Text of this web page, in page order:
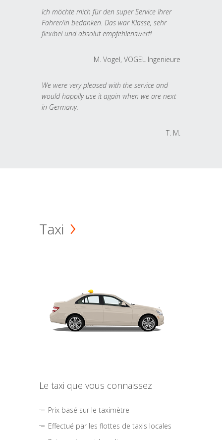
Ich möchte mich für den super Service Ihrer
Fahrer/in bedanken. Das war Klasse, sehr
flexibel und absolut empfehlenswert!
M. Vogel, VOGEL Ingenieure
We were very pleased with the service and
would happily use it again when we are next
in Germany.
T. M.
Taxi
Le taxi que vous connaissez
Prix basé sur le taximètre
Effectué par les flottes de taxis locales